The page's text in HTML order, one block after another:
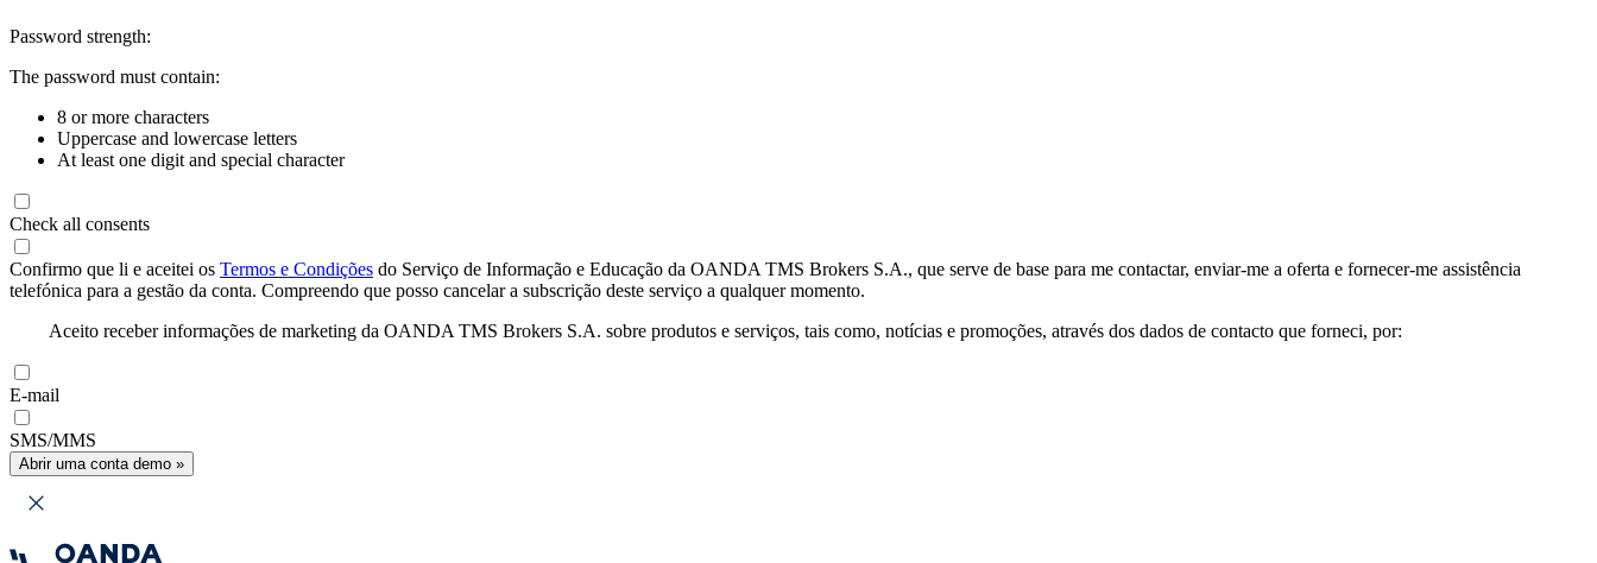
Password strength:
The password must contain:
8 or more characters
Uppercase and lowercase letters
At least one digit and special character
Check all consents
Confirmo que li e aceitei os Termos e Condições do Serviço de Informação e Educação da OANDA TMS Brokers S.A., que serve de base para me contactar, enviar-me a oferta e fornecer-me assistência
telefónica para a gestão da conta. Compreendo que posso cancelar a subscrição deste serviço a qualquer momento.
Aceito receber informações de marketing da OANDA TMS Brokers S.A. sobre produtos e serviços, tais como, notícias e promoções, através dos dados de contacto que forneci, por:
E-mail
SMS/MMS
Abrir uma conta demo »